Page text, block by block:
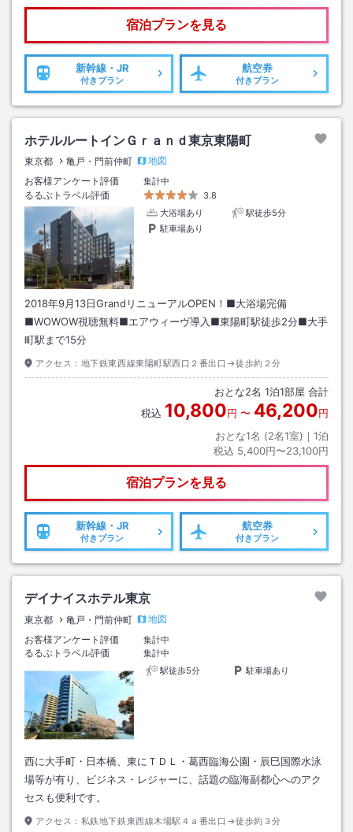
宿泊プランを見る
新幹線・JR
付きプラン
航空券
付きプラン
ホテルルートインＧｒａｎｄ東京東陽町
東京都 亀戸・門前仲町
地図
お客様アンケート評価
集計中
るるぶトラベル評価
3.8
大浴場あり
駅徒歩5分
駐車場あり
2018年9月13日GrandリニューアルOPEN！■大浴場完備
■WOWOW視聴無料■エアウィーヴ導入■東陽町駅徒歩2分■大手
町駅まで15分
アクセス： 地下鉄東西線東陽町駅西口２番出口→徒歩約２分
おとな2名 1泊1部屋 合計
税込 10,800円 〜 46,200円
おとな1名 (2名1室)｜ 1泊
税込 5,400円〜23,100円
宿泊プランを見る
新幹線・JR
付きプラン
航空券
付きプラン
デイナイスホテル東京
東京都 亀戸・門前仲町
地図
お客様アンケート評価
集計中
るるぶトラベル評価
集計中
駅徒歩5分
駐車場あり
西に大手町・日本橋、東にＴＤＬ・葛西臨海公園・辰巳国際水泳
場等が有り、ビジネス・レジャーに、話題の臨海副都心へのアク
セスも便利です。
アクセス： 私鉄地下鉄東西線木場駅４ａ番出口→徒歩約３分